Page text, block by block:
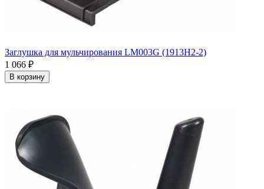
Заглушка для мульчирования LM003G (1913H2-2)
1 066 ₽
В корзину